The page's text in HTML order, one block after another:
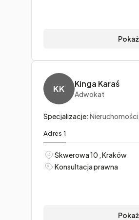
KK Kinga Karaś
Adwokat
Specjalizacje:
Adres 1
Skwerowa 10 , Kraków
Konsultacja prawna